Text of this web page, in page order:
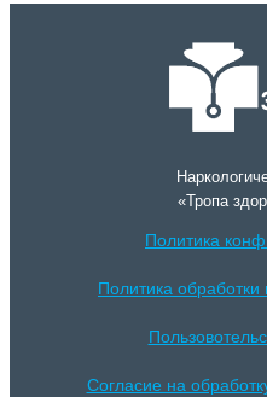
«Тропа
Политика
Политика
Согласие на